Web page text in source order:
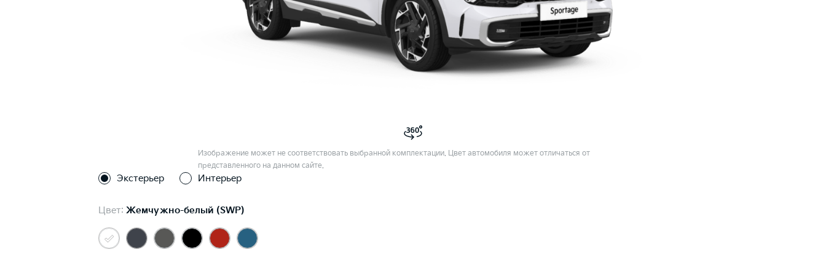
Изображение может не соответствовать выбранной комплектации. Цвет автомобиля может отличаться от
представленного на данном сайте.
Экстерьер Интерьер
Цвет: Жемчужно-белый (SWP)